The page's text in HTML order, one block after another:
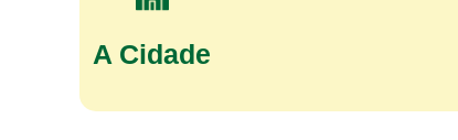
A Cidade